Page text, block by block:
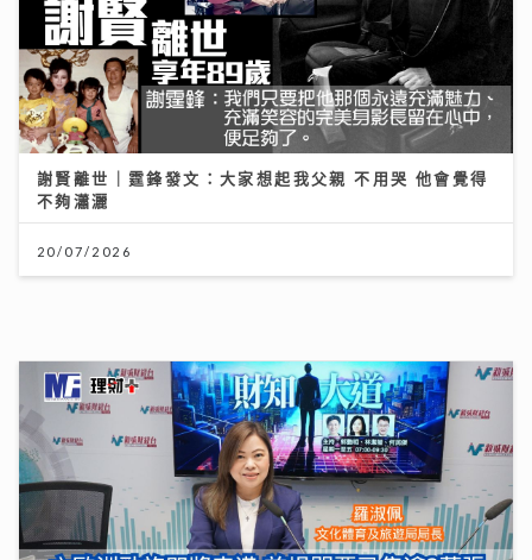
謝賢離世｜霆鋒發文：大家想起我父親 不用哭 他會覺得
不夠瀟灑
20/07/2026
財知大道｜六歐洲勁旅即將來港 首場門票已售逾3萬張
強調「期望管理」球星或陣容不全